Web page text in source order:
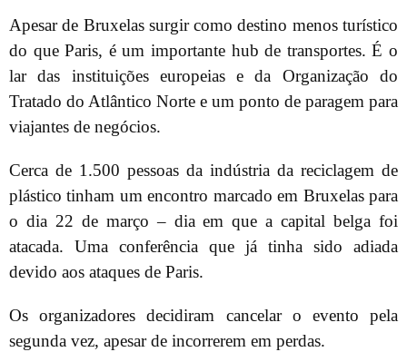
Apesar de Bruxelas surgir como destino menos turístico
do que Paris, é um importante hub de transportes. É o
lar das instituições europeias e da Organização do
Tratado do Atlântico Norte e um ponto de paragem para
viajantes de negócios.
Cerca de 1.500 pessoas da indústria da reciclagem de
plástico tinham um encontro marcado em Bruxelas para
o dia 22 de março – dia em que a capital belga foi
atacada. Uma conferência que já tinha sido adiada
devido aos ataques de Paris.
Os organizadores decidiram cancelar o evento pela
segunda vez, apesar de incorrerem em perdas.